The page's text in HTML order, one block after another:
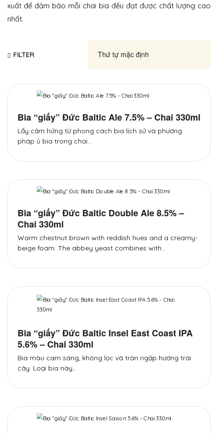
xuất để đảm bảo mỗi chai bia đều đạt được chất lượng cao
nhất.
FILTER
Bia “giấy” Đức Baltic Ale 7.5% – Chai 330ml
Lấy cảm hứng từ phong cách bia lịch sử và phương
pháp ủ bia trong chai…
Bia “giấy” Đức Baltic Double Ale 8.5% –
Chai 330ml
Warm chestnut brown with reddish hues and a creamy-
beige foam. The abbey yeast combines with…
Bia “giấy” Đức Baltic Insel East Coast IPA
5.6% – Chai 330ml
Bia màu cam sáng, không lọc và tràn ngập hương trái
cây. Loại bia này…